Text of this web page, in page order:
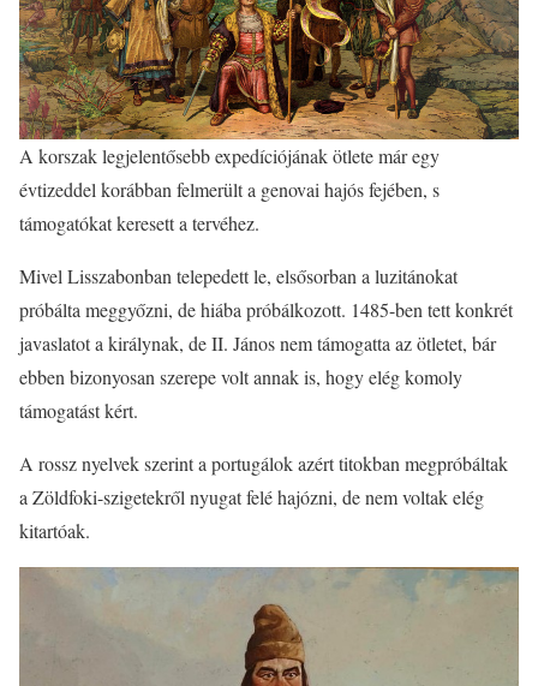
A korszak legjelentősebb expedíciójának ötlete már egy
évtizeddel korábban felmerült a genovai hajós fejében, s
támogatókat keresett a tervéhez.
Mivel Lisszabonban telepedett le, elsősorban a luzitánokat
próbálta meggyőzni, de hiába próbálkozott. 1485-ben tett konkrét
javaslatot a királynak, de II. János nem támogatta az ötletet, bár
ebben bizonyosan szerepe volt annak is, hogy elég komoly
támogatást kért.
A rossz nyelvek szerint a portugálok azért titokban megpróbáltak
a Zöldfoki-szigetekről nyugat felé hajózni, de nem voltak elég
kitartóak.